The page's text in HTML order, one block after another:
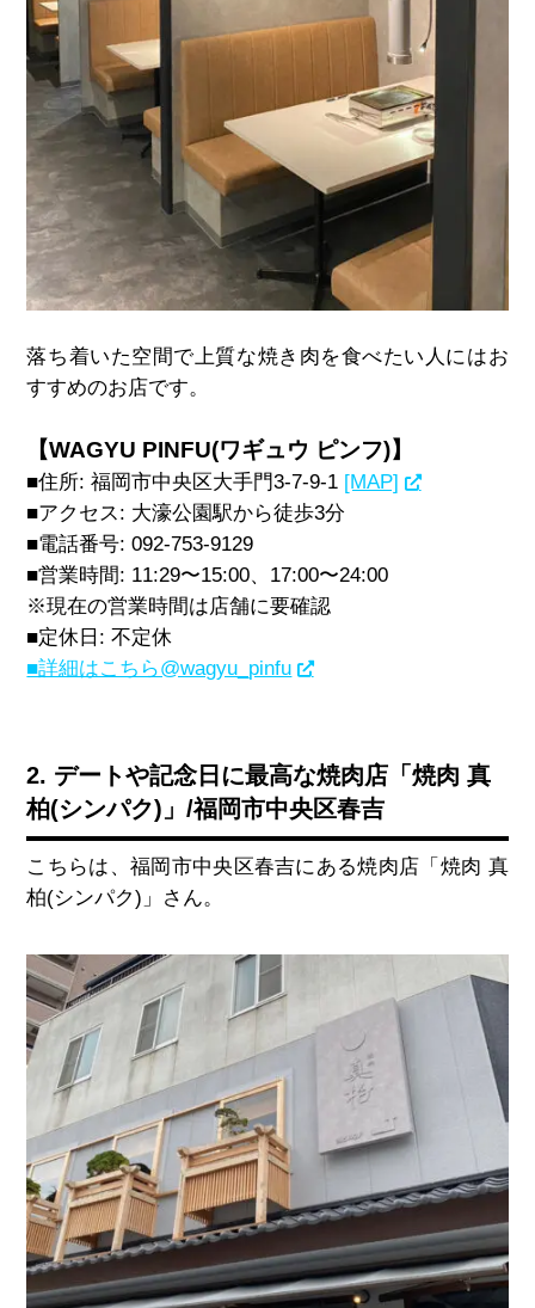
落ち着いた空間で上質な焼き肉を食べたい人にはお
すすめのお店です。
【WAGYU PINFU(ワギュウ ピンフ)】
■住所: 福岡市中央区大手門3-7-9-1 [MAP]
■アクセス: 大濠公園駅から徒歩3分
■電話番号: 092-753-9129
■営業時間: 11:29〜15:00、17:00〜24:00
※現在の営業時間は店舗に要確認
■定休日: 不定休
■詳細はこちら@wagyu_pinfu
2. デートや記念日に最高な焼肉店「焼肉 真
柏(シンパク)」/福岡市中央区春吉
こちらは、福岡市中央区春吉にある焼肉店「焼肉 真
柏(シンパク)」さん。